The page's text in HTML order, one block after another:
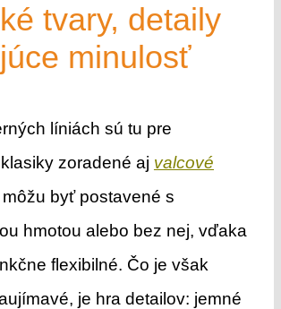
tvary, detaily
minulosť
líniách sú tu pre
zoradené aj valcové
môžu byť postavené s
hmotou alebo bez nej, vďaka
flexibilné. Čo je však
je hra detailov: jemné